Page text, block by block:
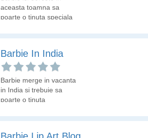
aceasta toamna sa
poarte o tinuta speciala
a decorului in camera?
Barbie In India
Barbie merge in vacanta
in India si trebuie sa
poarte o tinuta